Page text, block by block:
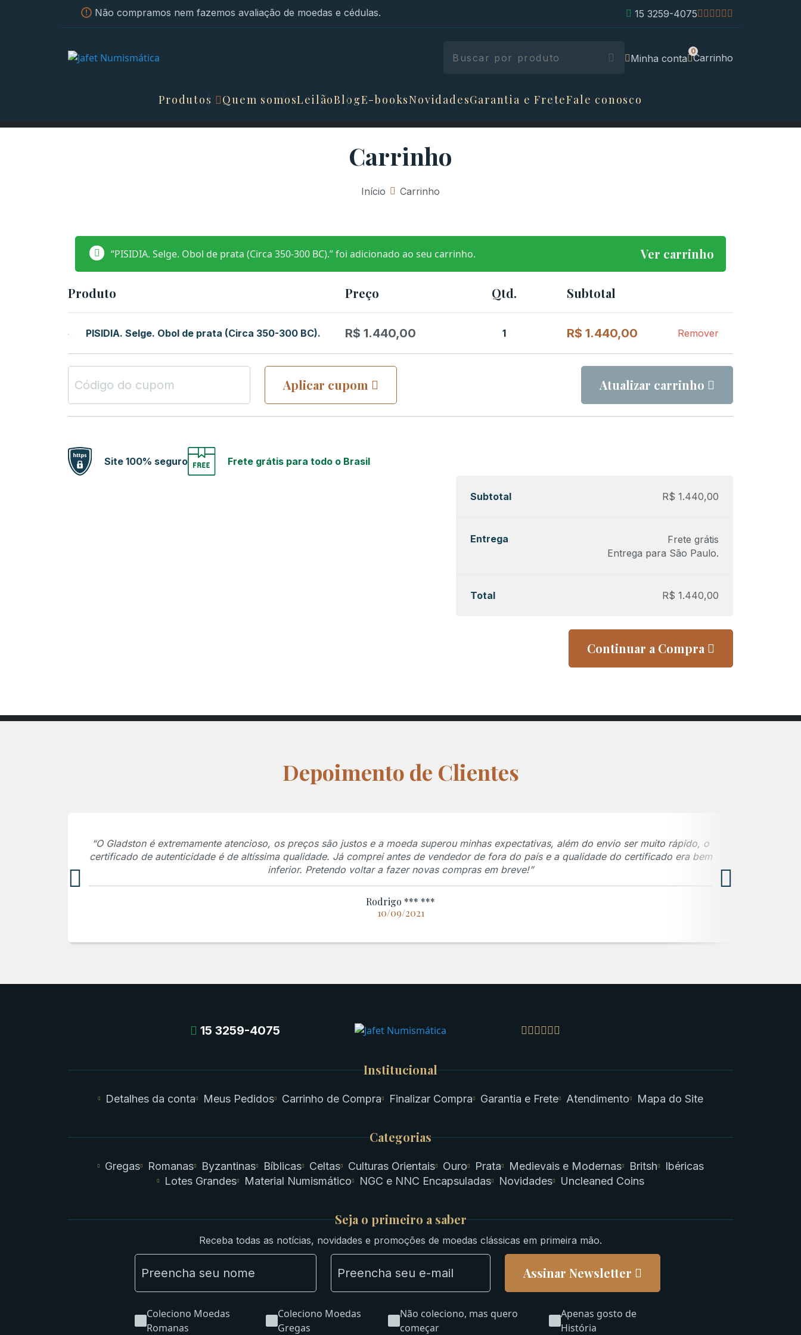
Não compramos nem fazemos avaliação de moedas e cédulas. 15 3259-4075
Minha conta Carrinho
Produtos Quem somosLeilãoBlogE-booksNovidadesGarantia e FreteFale conosco
Carrinho
Início » Carrinho
Ver carrinho
“PISIDIA. Selge. Obol de prata (Circa 350-300 BC).” foi adicionado ao seu carrinho.
Produto Preço Qtd. Subtotal
item
PISIDIA. Selge. Obol de prata (Circa 350-300 BC). R$ 1.440,00 1 R$ 1.440,00 Remover
Aplicar cupom Atualizar carrinho
Site 100% seguro Frete grátis para todo o Brasil
Subtotal R$ 1.440,00
Entrega
Frete grátis
Entrega para São Paulo.
Total R$ 1.440,00
Continuar a Compra
Depoimento de Clientes
“O Gladston é extremamente atencioso, os preços são justos e a moeda superou minhas expectativas, além do envio ser muito rápido, o
certificado de autenticidade é de altíssima qualidade. Já comprei antes de vendedor de fora do país e a qualidade do certificado era bem
inferior. Pretendo voltar a fazer novas compras em breve!”
Rodrigo *** ***
10/09/2021
15 3259-4075
Institucional
Detalhes da conta Meus Pedidos Carrinho de Compra Finalizar Compra Garantia e Frete Atendimento Mapa do Site
Categorias
Gregas Romanas Byzantinas Bíblicas Celtas Culturas Orientais Ouro Prata Medievais e Modernas Britsh
Ibéricas
Lotes Grandes
Material Numismático NGC e NNC Encapsuladas Novidades Uncleaned Coins
Seja o primeiro a saber
Receba todas as notícias, novidades e promoções de moedas clássicas em primeira mão.
Coleciono Moedas
Romanas
Coleciono Moedas
Gregas
Não coleciono, mas quero
começar
Apenas gosto de
História
Assinar Newsletter